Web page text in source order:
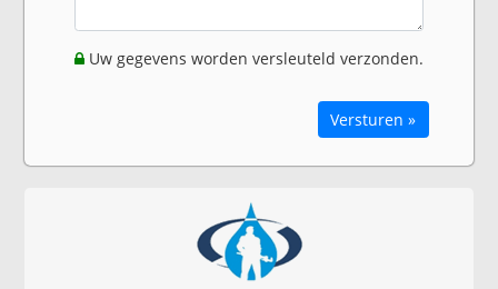
Uw gegevens worden versleuteld verzonden.
Versturen »